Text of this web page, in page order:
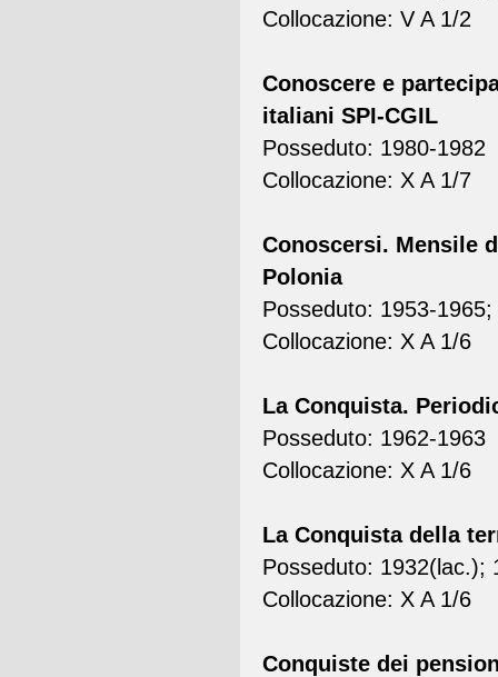
Collocazione: V A 1/2
Conoscere e
italiani SPI-CGIL
Posseduto: 1980-1982
Collocazione: X A 1/7
Conoscersi. Mensile
Polonia
Posseduto: 1953-
Collocazione: X A 1/6
La Conquista.
Posseduto: 1962-1963
Collocazione: X A 1/6
La Conquista della
Posseduto: 1932(lac.);
Collocazione: X A 1/6
Conquiste dei